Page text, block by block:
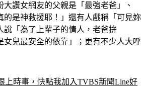
是神救援耶！」還有人戲稱「可見妳
說「為了上輩子的情人，老爸拚
女兒最安全的依靠」；更有不少人大呼